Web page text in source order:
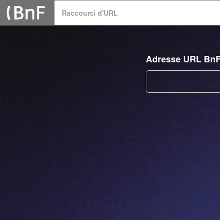
Panneau de gestion des cookies
Raccourci d'URL
Adresse URL